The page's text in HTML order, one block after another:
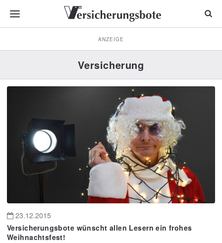
ANZEIGE
Versicherung
23.12.2015
Versicherungsbote wünscht allen Lesern ein frohes
Weihnachtsfest!